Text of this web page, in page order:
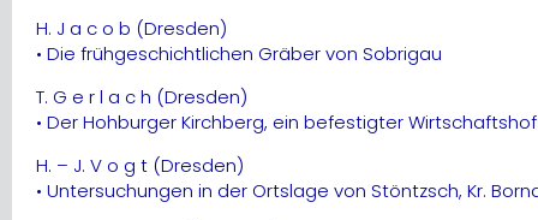
H. J a c o b (Dresden)
• Die frühgeschichtlichen Gräber von Sobrigau
T. G e r l a c h (Dresden)
• Der Hohburger Kirchberg, ein befestigter
H. – J. V o g t (Dresden)
• Untersuchungen in der Ortslage von Stöntzsch, Kr.